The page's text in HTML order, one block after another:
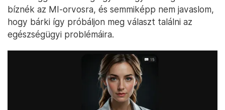
bíznék az MI-orvosra, és semmiképp nem javaslom,
hogy bárki így próbáljon meg választ találni az
egészségügyi problémáira.